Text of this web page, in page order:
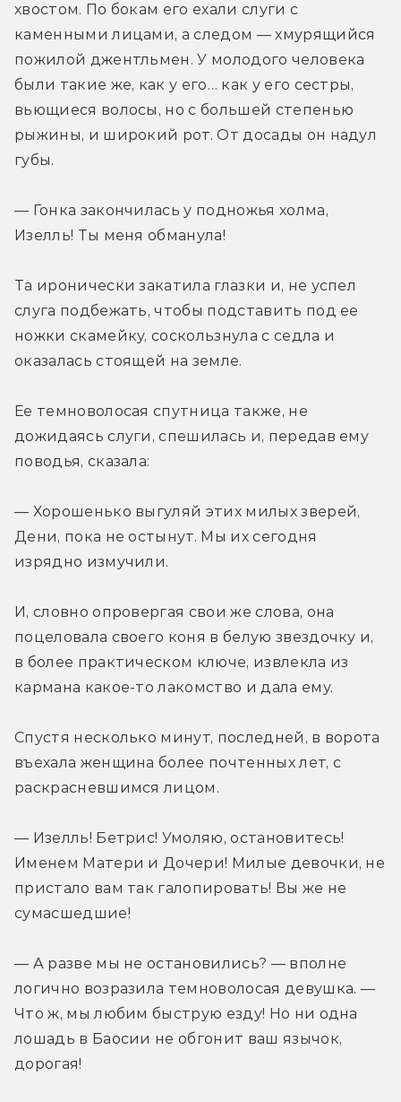
хвостом. По бокам его ехали слуги с
каменными лицами, а следом — хмурящийся
пожилой джентльмен. У молодого человека
были такие же, как у его… как у его сестры,
вьющиеся волосы, но с большей степенью
рыжины, и широкий рот. От досады он надул
губы.
— Гонка закончилась у подножья холма,
Изелль! Ты меня обманула!
Та иронически закатила глазки и, не успел
слуга подбежать, чтобы подставить под ее
ножки скамейку, соскользнула с седла и
оказалась стоящей на земле.
Ее темноволосая спутница также, не
дожидаясь слуги, спешилась и, передав ему
поводья, сказала:
— Хорошенько выгуляй этих милых зверей,
Дени, пока не остынут. Мы их сегодня
изрядно измучили.
И, словно опровергая свои же слова, она
поцеловала своего коня в белую звездочку и,
в более практическом ключе, извлекла из
кармана какое-то лакомство и дала ему.
Спустя несколько минут, последней, в ворота
въехала женщина более почтенных лет, с
раскрасневшимся лицом.
— Изелль! Бетрис! Умоляю, остановитесь!
Именем Матери и Дочери! Милые девочки, не
пристало вам так галопировать! Вы же не
сумасшедшие!
— А разве мы не остановились? — вполне
логично возразила темноволосая девушка. —
Что ж, мы любим быструю езду! Но ни одна
лошадь в Баосии не обгонит ваш язычок,
дорогая!